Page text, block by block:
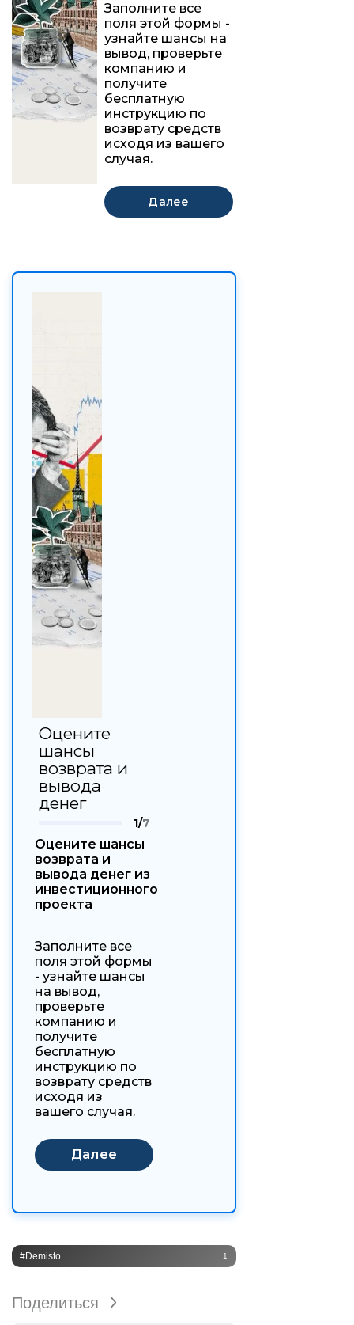
Заполните все
поля этой формы -
узнайте шансы на
вывод, проверьте
компанию и
получите
бесплатную
инструкцию по
возврату средств
исходя из вашего
случая.
Оцените
шансы
возврата и
вывода
денег
1/7
Оцените шансы
возврата и
вывода денег из
инвестиционного
проекта
Заполните все
поля этой формы
- узнайте шансы
на вывод,
проверьте
компанию и
получите
бесплатную
инструкцию по
возврату средств
исходя из
вашего случая.
#Demisto 1
Поделиться